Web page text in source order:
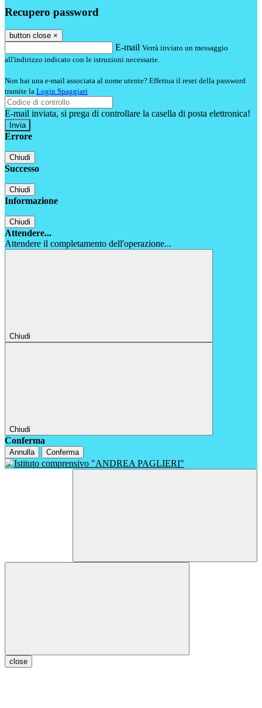
Recupero password
button close ×
E-mail Verrà inviato un messaggio
all'indirizzo indicato con le istruzioni necessarie.
Non hai una e-mail associata al nome utente? Effettua il reset della password
tramite la Login Spaggiari
E-mail inviata, si prega di controllare la casella di posta elettronica!
Errore
Chiudi
Successo
Chiudi
Informazione
Chiudi
Attendere...
Attendere il completamento dell'operazione...
Chiudi
Chiudi
Conferma
Annulla Conferma
close